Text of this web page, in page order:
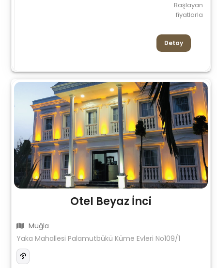
Başlayan
fiyatlarla
Detay
Otel Beyaz İnci
Muğla
Yaka Mahallesi Palamutbükü Küme Evleri No109/1